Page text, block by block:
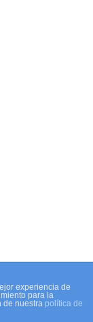
experiencia de
para la
de nuestra política de